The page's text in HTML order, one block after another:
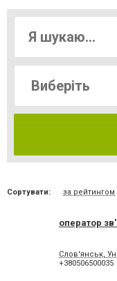
Сортувати: за рейтингом
оператор
Слов'янськ,
+380506500035